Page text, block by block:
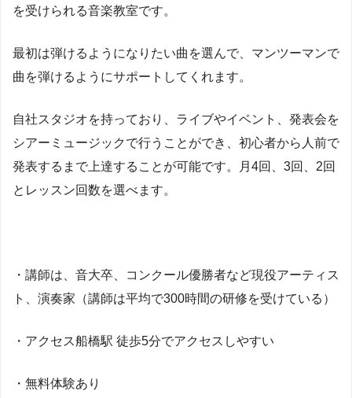
を受けられる音楽教室です。
最初は弾けるようになりたい曲を選んで、マンツーマンで
曲を弾けるようにサポートしてくれます。
自社スタジオを持っており、ライブやイベント、発表会を
シアーミュージックで行うことができ、初心者から人前で
発表するまで上達することが可能です。月4回、3回、2回
とレッスン回数を選べます。
・講師は、音大卒、コンクール優勝者など現役アーティス
ト、演奏家（講師は平均で300時間の研修を受けている）
・アクセス船橋駅 徒歩5分でアクセスしやすい
・無料体験あり